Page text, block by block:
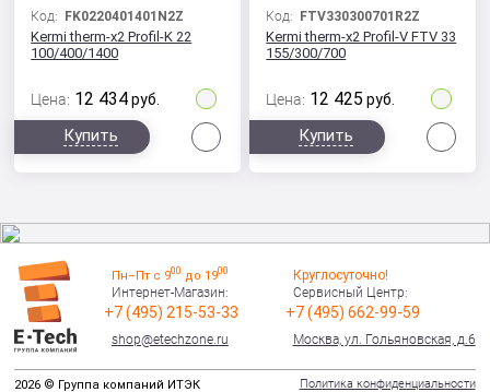
Код: FK0220401401N2Z
Kermi therm-x2 Profil-K 22
100/400/1400
Цена: 12 434 руб.
Купить
Код: FTV330300701R2Z
Kermi therm-x2 Profil-V FTV 33
155/300/700
Цена: 12 425 руб.
Купить
Пн–Пт с 900 до 1900
Интернет-Магазин:
+7 (495) 215-53-33
shop@etechzone.ru
Круглосуточно!
Сервисный Центр:
+7 (495) 662-99-59
Москва, ул. Гольяновская, д.6
2026 © Группа компаний ИТЭК Политика конфиденциальности